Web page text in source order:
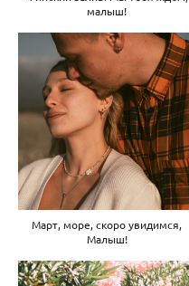
малыш!
Март, море, скоро увидимся,
Малыш!